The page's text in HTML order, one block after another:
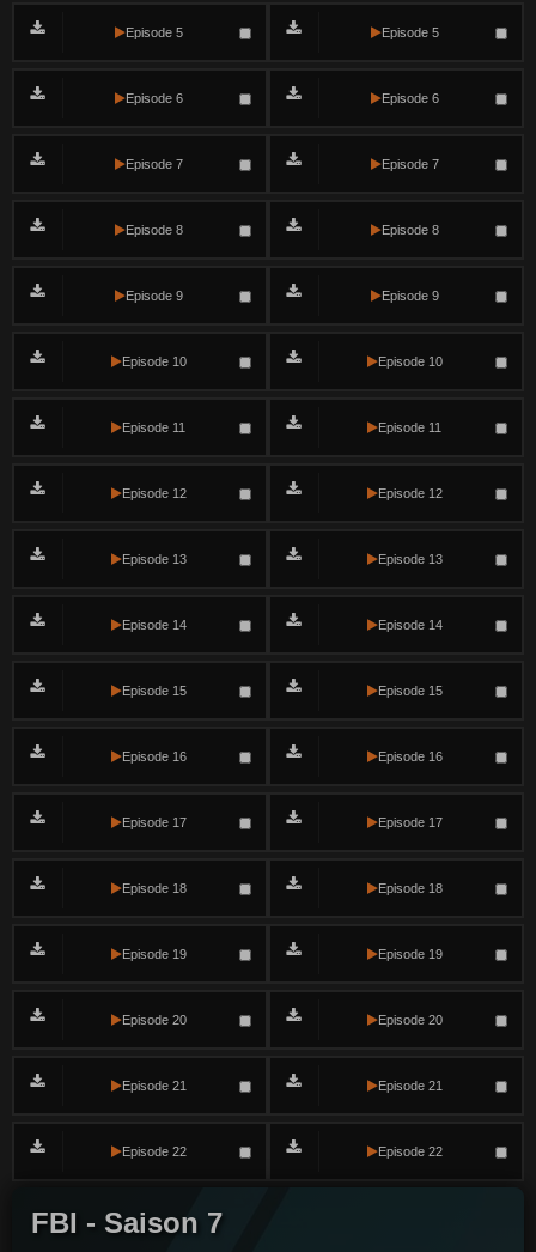
Episode 5
Episode 6
Episode 7
Episode 8
Episode 9
Episode 10
Episode 11
Episode 12
Episode 13
Episode 14
Episode 15
Episode 16
Episode 17
Episode 18
Episode 19
Episode 20
Episode 21
Episode 22
Episode 5
Episode 6
Episode 7
Episode 8
Episode 9
Episode 10
Episode 11
Episode 12
Episode 13
Episode 14
Episode 15
Episode 16
Episode 17
Episode 18
Episode 19
Episode 20
Episode 21
Episode 22
FBI - Saison 7